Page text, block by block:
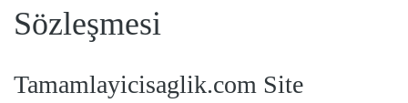
Sözleşmesi
Tamamlayicisaglik.com Site